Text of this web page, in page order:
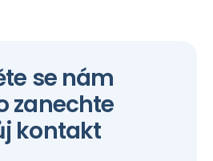
se nám
zanechte
kontakt